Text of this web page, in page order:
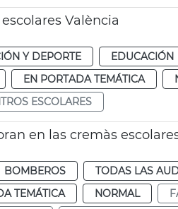
València
Y DEPORTE EDUCACIÓN
EN PORTADA TEMÁTICA
ESCOLARES
en las cremàs
BOMBEROS TODAS LAS
TEMÁTICA NORMAL